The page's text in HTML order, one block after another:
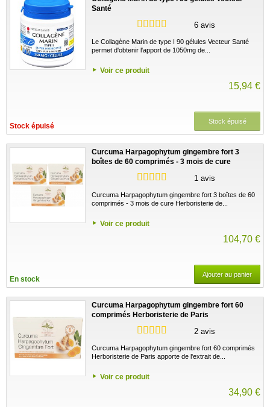
Santé
6 avis
Le Collagène Marin de type I 90 gélules Vecteur Santé
permet d'obtenir l'apport de 1050mg de...
Voir ce produit
15,94 €
Stock épuisé
Stock épuisé
Curcuma Harpagophytum gingembre fort 3
boîtes de 60 comprimés - 3 mois de cure
Herboristerie de Paris
1 avis
Curcuma Harpagophytum gingembre fort 3 boîtes de 60
comprimés - 3 mois de cure Herboristerie de...
Voir ce produit
104,70 €
En stock
Ajouter au panier
Curcuma Harpagophytum gingembre fort 60
comprimés Herboristerie de Paris
2 avis
Curcuma Harpagophytum gingembre fort 60 comprimés
Herboristerie de Paris apporte de l'extrait de...
Voir ce produit
34,90 €